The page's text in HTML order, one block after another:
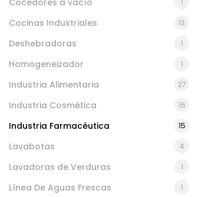
1
Cocinas Industriales 13
Deshebradoras 1
Homogeneizador 1
Industria Alimentaria 27
Industria Cosmética 16
Industria Farmacéutica 15
Lavabotas 4
Lavadoras de Verduras 1
Línea De Aguas Frescas 1